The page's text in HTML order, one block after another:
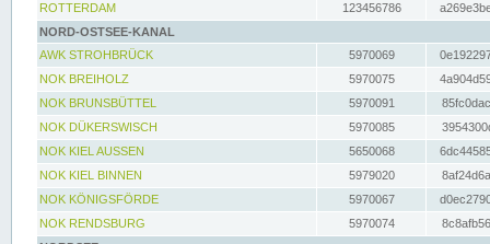
ROTTERDAM
123456786
NORD-OSTSEE-KANAL
AWK STROHBRÜCK
5970069
NOK BREIHOLZ
5970075
NOK BRUNSBÜTTEL
5970091
NOK DÜKERSWISCH
5970085
NOK KIEL AUSSEN
5650068
NOK KIEL BINNEN
5979020
NOK KÖNIGSFÖRDE
5970067
NOK RENDSBURG
5970074